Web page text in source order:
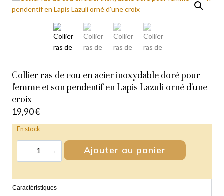
Collier ras de cou en acier inoxydable doré pour
femme et son pendentif en Lapis Lazuli orné d’une
croix
19,90€
En stock
Ajouter au panier
Caractéristiques